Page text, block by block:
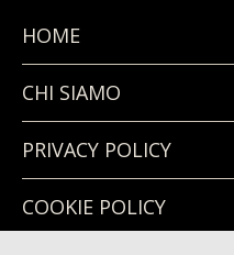
HOME
CHI SIAMO
PRIVACY POLICY
COOKIE POLICY